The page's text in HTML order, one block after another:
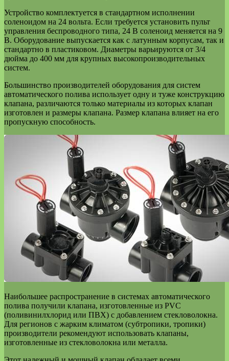
Устройство комплектуется в стандартном исполнении
соленоидом на 24 вольта. Если требуется установить пульт
управления беспроводного типа, 24 В соленоид меняется на 9
В. Оборудование выпускается как с латунным корпусам, так и
стандартно в пластиковом. Диаметры варьируются от 3/4
дюйма до 400 мм для крупных высокопроизводительных
систем.
Большинство производителей оборудования для систем
автоматического полива использует одну и туже конструкцию
клапана, различаются только материалы из которых клапан
изготовлен и размеры клапана. Размер клапана влияет на его
пропускную способность.
Наибольшее распространение в системах автоматического
полива получили клапана, изготовленные из PVC
(поливинилхлорид или ПВХ) с добавлением стекловолокна.
Для регионов с жарким климатом (субтропики, тропики)
производители рекомендуют использовать клапаны,
изготовленные из стекловолокна или металла.